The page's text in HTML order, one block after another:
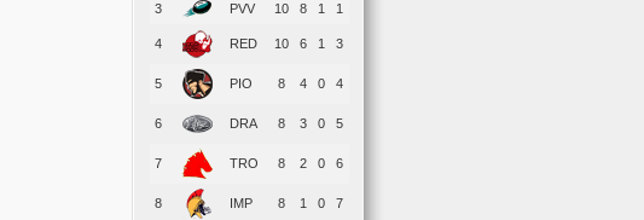
3 PVV 10 8 1 1
4 RED 10 6 1 3
5 PIO 8 4 0 4
6 DRA 8 3 0 5
7 TRO 8 2 0 6
8 IMP 8 1 0 7